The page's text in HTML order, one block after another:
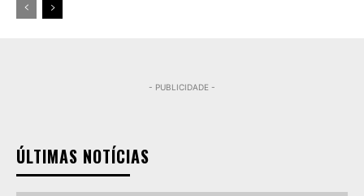
- PUBLICIDADE -
ÚLTIMAS NOTÍCIAS